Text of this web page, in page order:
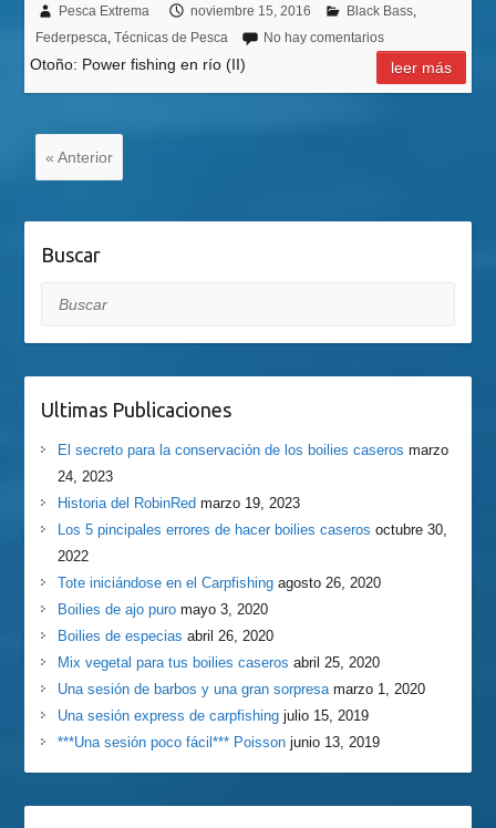
Pesca Extrema noviembre 15, 2016 Black Bass,
Federpesca, Técnicas de Pesca No hay comentarios
Otoño: Power fishing en río (II) leer más
« Anterior
Buscar
Buscar
Ultimas Publicaciones
El secreto para la conservación de los boilies caseros marzo
24, 2023
Historia del RobinRed marzo 19, 2023
Los 5 pincipales errores de hacer boilies caseros octubre 30,
2022
Tote iniciándose en el Carpfishing agosto 26, 2020
Boilies de ajo puro mayo 3, 2020
Boilies de especias abril 26, 2020
Mix vegetal para tus boilies caseros abril 25, 2020
Una sesión de barbos y una gran sorpresa marzo 1, 2020
Una sesión express de carpfishing julio 15, 2019
***Una sesión poco fácil*** Poisson junio 13, 2019